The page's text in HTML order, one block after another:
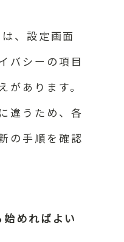
、設定画面
バシーの項目
があります。
違うため、各
の手順を確認
めればよい